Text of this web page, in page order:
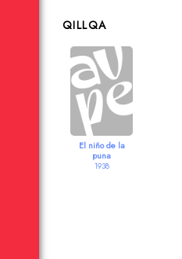
QILLQA
El niño de la
puna
1938